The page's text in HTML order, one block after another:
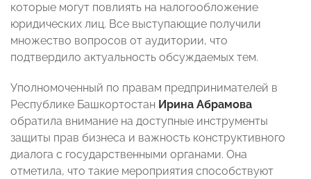
которые могут повлиять на налогообложение
юридических лиц. Все выступающие получили
множество вопросов от аудитории, что
подтвердило актуальность обсуждаемых тем.
Уполномоченный по правам предпринимателей в
Республике Башкортостан Ирина Абрамова
обратила внимание на доступные инструменты
защиты прав бизнеса и важность конструктивного
диалога с государственными органами. Она
отметила, что такие мероприятия способствуют